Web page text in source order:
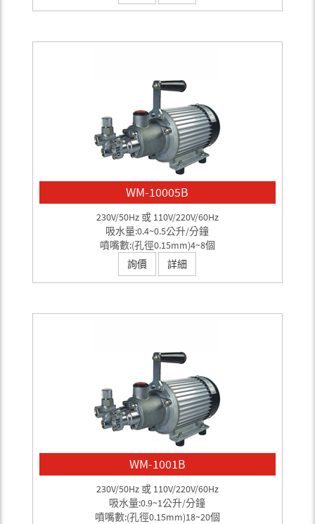
WM-10005B
230V/50Hz 或 110V/220V/60Hz
吸水量:0.4~0.5公升/分鐘
噴嘴數:(孔徑0.15mm)4~8個
詢價
詳細
WM-1001B
230V/50Hz 或 110V/220V/60Hz
吸水量:0.9~1公升/分鐘
噴嘴數:(孔徑0.15mm)18~20個